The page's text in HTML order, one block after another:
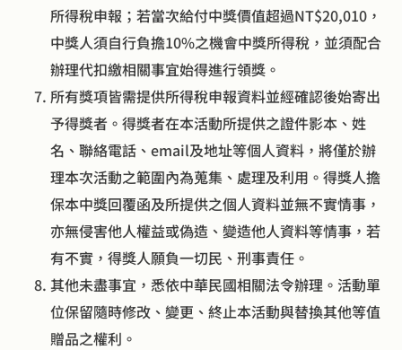
所得稅申報；若當次給付中獎價值超過NT$20,010，
中獎人須自行負擔10%之機會中獎所得稅，並須配合
辦理代扣繳相關事宜始得進行領獎。
所有獎項皆需提供所得稅申報資料並經確認後始寄出
予得獎者。得獎者在本活動所提供之證件影本、姓
名、聯絡電話、email及地址等個人資料，將僅於辦
理本次活動之範圍內為蒐集、處理及利用。得獎人擔
保本中獎回覆函及所提供之個人資料並無不實情事，
亦無侵害他人權益或偽造、變造他人資料等情事，若
有不實，得獎人願負一切民、刑事責任。
其他未盡事宜，悉依中華民國相關法令辦理。活動單
位保留隨時修改、變更、終止本活動與替換其他等值
贈品之權利。